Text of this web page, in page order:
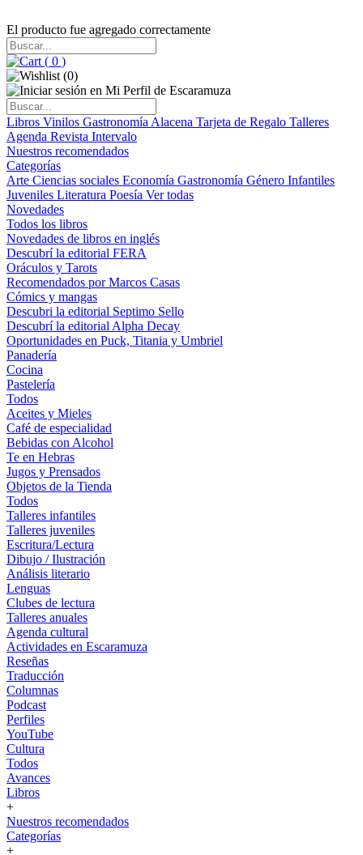
El producto fue agregado correctamente
( 0 )
(0)
Libros Vinilos Gastronomía Alacena Tarjeta de Regalo Talleres
Agenda Revista Intervalo
Nuestros recomendados
Categorías
Arte Ciencias sociales Economía Gastronomía Género Infantiles
Juveniles Literatura Poesía Ver todas
Novedades
Todos los libros
Novedades de libros en inglés
Descubrí la editorial FERA
Oráculos y Tarots
Recomendados por Marcos Casas
Cómics y mangas
Descubri la editorial Septimo Sello
Descubrí la editorial Alpha Decay
Oportunidades en Puck, Titania y Umbriel
Panadería
Cocina
Pastelería
Todos
Aceites y Mieles
Café de especialidad
Bebidas con Alcohol
Te en Hebras
Jugos y Prensados
Objetos de la Tienda
Todos
Talleres infantiles
Talleres juveniles
Escritura/Lectura
Dibujo / Ilustración
Análisis literario
Lenguas
Clubes de lectura
Talleres anuales
Agenda cultural
Actividades en Escaramuza
Reseñas
Traducción
Columnas
Podcast
Perfiles
YouTube
Cultura
Todos
Avances
Libros
+
Nuestros recomendados
Categorías
+